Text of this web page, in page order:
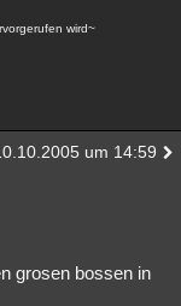
wird~
um 14:59
grosen bossen in